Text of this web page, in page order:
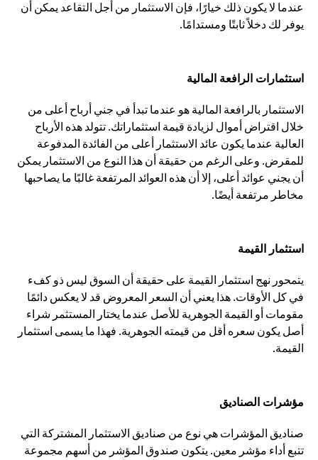
عندما لا يكون ذلك خيارًا، فإن الاستثمار من أجل التقاعد يمكن أن
يوفر لك دخلاً ثابتًا ومستدامًا.
استثمارات الرافعة المالية
الاستثمار بالرافعة المالية هو عندما تبدأ في جني أرباح أعلى من
خلال اقتراض أموال لزيادة قيمة استثماراتك. تتولد هذه الأرباح
العالية عندما يكون عائد الاستثمار أعلى من الفائدة المدفوعة
للمقرض. وعلى الرغم من حقيقة أن هذا النوع من الاستثمار يمكن
أن يجني عوائد أعلى، إلا أن هذه العوائد المرتفعة غالبًا ما يصاحبها
مخاطر مرتفعة أيضًا.
استثمار القيمة
يتمحور نهج استثمار القيمة على حقيقة أن السوق ليس ذو كفء
في كل الأوقات. هذا يعني أن السعر المعروض قد لا يعكس دائمًا
مقومات أو القيمة الجوهرية للأصل عندما يختار المستثمر شراء
أصل يكون سعره أقل من قيمته الجوهرية. فهذا ما يسمى استثمار
القيمة.
مؤشرات الصناديق
صناديق المؤشرات هي نوع من صناديق الاستثمار المشتركة التي
تتبع أداء مؤشر معين. يتكون صندوق المؤشر من أسهم مجموعة